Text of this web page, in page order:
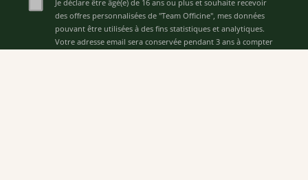
Je déclare être âgé(e) de 16 ans ou plus et souhaite recevoir
des offres personnalisées de "Team Officine", mes données
pouvant être utilisées à des fins statistiques et analytiques.
Votre adresse email sera conservée pendant 3 ans à compter